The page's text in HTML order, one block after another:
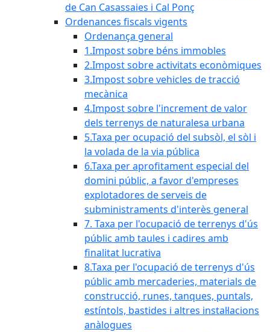
de Can Casassaies i Cal Ponç
Ordenances fiscals vigents
Ordenança general
1.Impost sobre béns immobles
2.Impost sobre activitats econòmiques
3.Impost sobre vehicles de tracció
mecànica
4.Impost sobre l'increment de valor
dels terrenys de naturalesa urbana
5.Taxa per ocupació del subsòl, el sòl i
la volada de la via pública
6.Taxa per aprofitament especial del
domini públic, a favor d'empreses
explotadores de serveis de
subministraments d'interès general
7. Taxa per l'ocupació de terrenys d'ús
públic amb taules i cadires amb
finalitat lucrativa
8.Taxa per l'ocupació de terrenys d'ús
públic amb mercaderies, materials de
construcció, runes, tanques, puntals,
estíntols, bastides i altres instal·lacions
anàlogues